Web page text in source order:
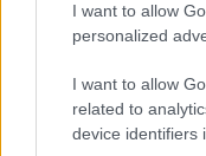
I want to allow
personalized
I want to allow
related to
device identifiers